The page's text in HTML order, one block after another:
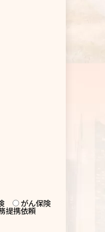
がん保険
提携依頼